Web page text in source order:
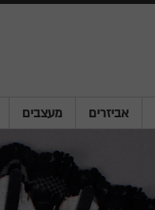
אביזרים מעצבים